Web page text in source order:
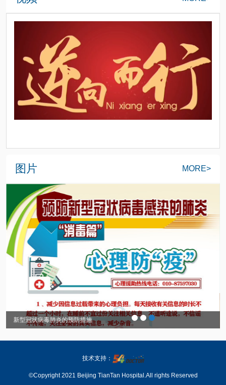
MORE>
图片
新型冠状病毒肺炎的预防措施
技术支持：
©Copyright 2021 Beijing TianTan Hospital.All rights Reserved